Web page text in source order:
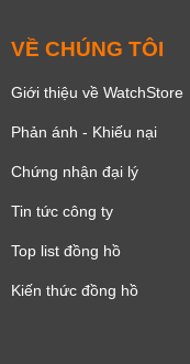
VỀ CHÚNG TÔI
Giới thiệu về WatchStore
Phản ánh - Khiếu nại
Chứng nhận đại lý
Tin tức công ty
Top list đồng hồ
Kiến thức đồng hồ